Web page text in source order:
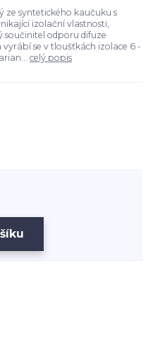
ze syntetického kaučuku s
izolační vlastnosti,
součinitel odporu difuze
se v tloušťkách izolace 6 -
celý popis